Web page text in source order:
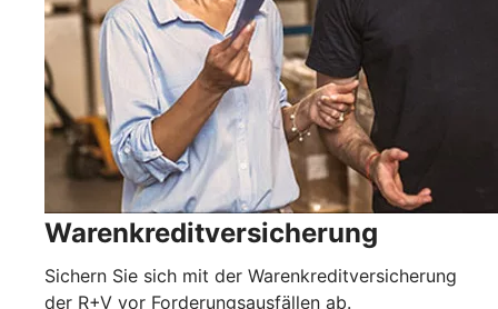
Warenkreditversicherung
Sichern Sie sich mit der Warenkreditversicherung
der R+V vor Forderungsausfällen ab.